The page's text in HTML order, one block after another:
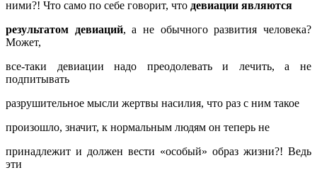
ними?! Что само по себе говорит, что девиации являются
результатом девиаций, а не обычного развития человека?
Может,
все-таки девиации надо преодолевать и лечить, а не
подпитывать
разрушительное мысли жертвы насилия, что раз с ним такое
произошло, значит, к нормальным людям он теперь не
принадлежит и должен вести «особый» образ жизни?! Ведь
эти